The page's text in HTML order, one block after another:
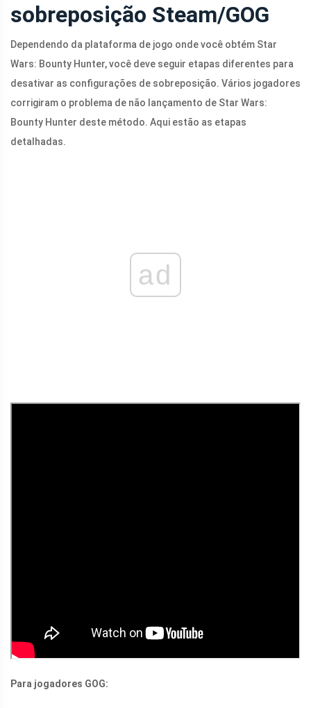
sobreposição Steam/GOG
Dependendo da plataforma de jogo onde você obtém Star
Wars: Bounty Hunter, você deve seguir etapas diferentes para
desativar as configurações de sobreposição. Vários jogadores
corrigiram o problema de não lançamento de Star Wars:
Bounty Hunter deste método. Aqui estão as etapas
detalhadas.
ad
Para jogadores GOG: